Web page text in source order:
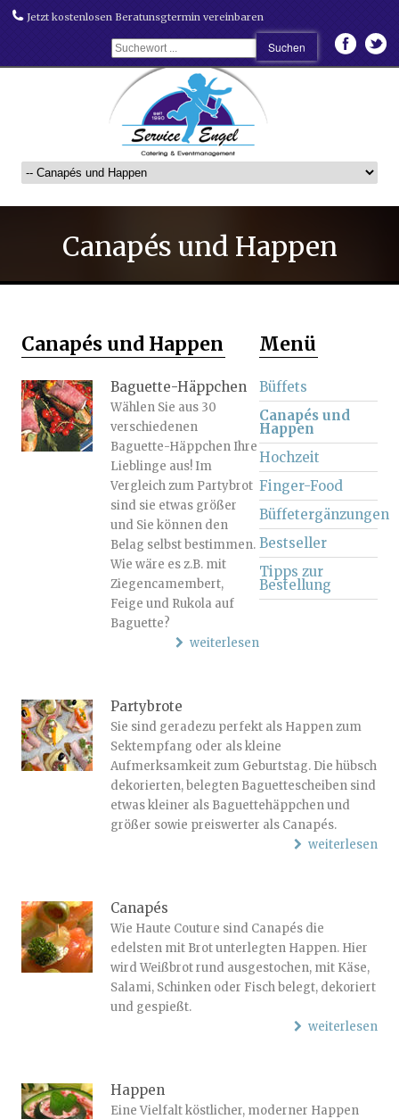
Jetzt kostenlosen Beratunsgtermin vereinbaren
Canapés und Happen
Menü
Büffets
Canapés und
Happen
Hochzeit
Finger-Food
Büffetergänzungen
Bestseller
Tipps zur
Bestellung
Canapés und Happen
Baguette-Häppchen
Wählen Sie aus 30
verschiedenen
Baguette-Häppchen Ihre
Lieblinge aus! Im
Vergleich zum Partybrot
sind sie etwas größer
und Sie können den
Belag selbst bestimmen.
Wie wäre es z.B. mit
Ziegencamembert,
Feige und Rukola auf
Baguette?
weiterlesen
Partybrote
Sie sind geradezu perfekt als Happen zum
Sektempfang oder als kleine
Aufmerksamkeit zum Geburtstag. Die hübsch
dekorierten, belegten Baguettescheiben sind
etwas kleiner als Baguettehäppchen und
größer sowie preiswerter als Canapés.
weiterlesen
Canapés
Wie Haute Couture sind Canapés die
edelsten mit Brot unterlegten Happen. Hier
wird Weißbrot rund ausgestochen, mit Käse,
Salami, Schinken oder Fisch belegt, dekoriert
und gespießt.
weiterlesen
Happen
Eine Vielfalt köstlicher, moderner Happen